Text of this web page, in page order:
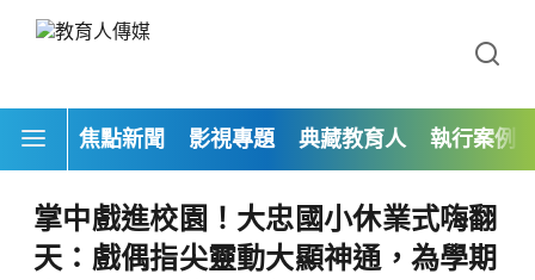
焦點新聞 影視專題 典藏教育人 執行案例
掌中戲進校園！大忠國小休業式嗨翻
天：戲偶指尖靈動大顯神通，為學期